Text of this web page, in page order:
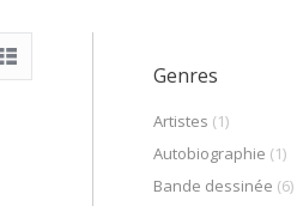
Genres
Artistes (1)
Autobiographie (1)
Bande dessinée (6)